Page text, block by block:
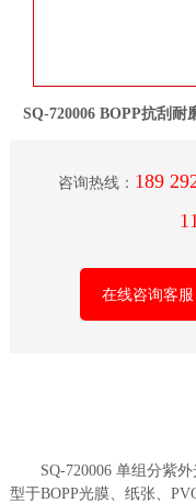
SQ-720006 BOPP抗刮
咨询热线： 189
在线咨询客服
SQ-720006 单组分紫
型于BOPP光膜、纸张、